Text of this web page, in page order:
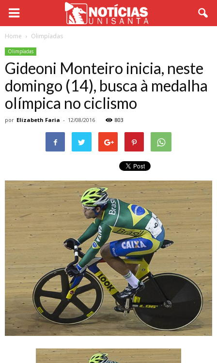
Home Olimpíadas
Olimpíadas
Gideoni Monteiro inicia, neste
domingo (14), busca à medalha
olímpica no ciclismo
por Elizabeth Faria - 12/08/2016 803